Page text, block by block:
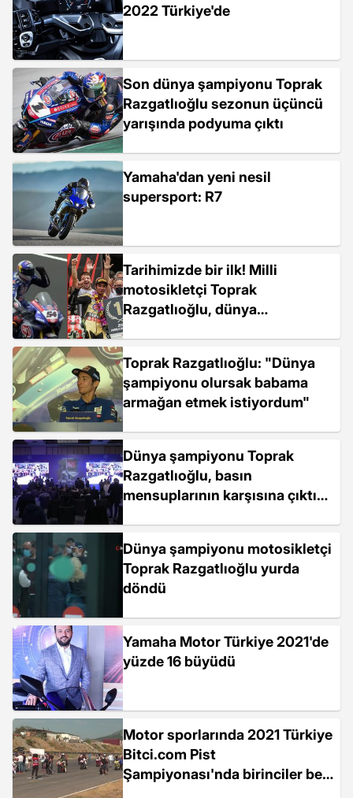
2022 Türkiye'de
Son dünya şampiyonu Toprak
Razgatlıoğlu sezonun üçüncü
yarışında podyuma çıktı
Yamaha'dan yeni nesil
supersport: R7
Tarihimizde bir ilk! Milli
motosikletçi Toprak
Razgatlıoğlu, dünya
Toprak Razgatlıoğlu: "Dünya
şampiyonu olursak babama
armağan etmek istiyordum"
Dünya şampiyonu Toprak
Razgatlıoğlu, basın
mensuplarının karşısına çıktı
Dünya şampiyonu motosikletçi
Toprak Razgatlıoğlu yurda
döndü
Yamaha Motor Türkiye 2021'de
yüzde 16 büyüdü
Motor sporlarında 2021 Türkiye
Bitci.com Pist
Şampiyonası'nda birinciler belli